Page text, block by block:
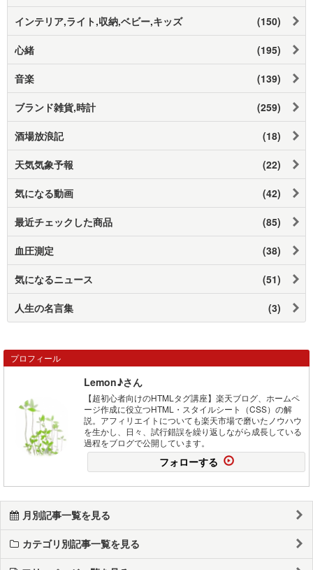
インテリア,ライト,収納,ベビー,キッズ (150)
心緒 (195)
音楽 (139)
ブランド雑貨,時計 (259)
酒場放浪記 (18)
天気気象予報 (22)
気になる動画 (42)
最近チェックした商品 (85)
血圧測定 (38)
気になるニュース (51)
人生の名言集 (3)
プロフィール
Lemon♪さん
【超初心者向けのHTMLタグ講座】楽天ブログ、ホームペ
ージ作成に役立つHTML・スタイルシート（CSS）の解
説。アフィリエイトについても楽天市場で磨いたノウハウ
を生かし、日々、試行錯誤を繰り返しながら成長している
過程をブログで公開しています。
フォローする
月別記事一覧を見る
カテゴリ別記事一覧を見る